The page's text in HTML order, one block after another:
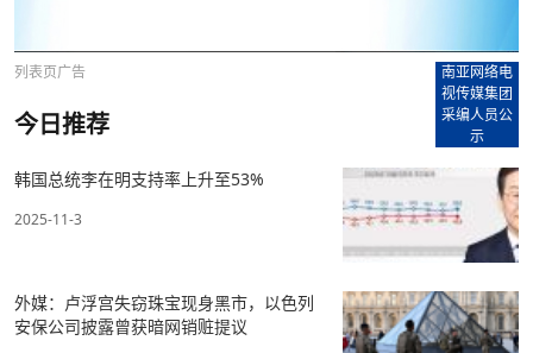
列表页广告
南亚网络电
视传媒集团
采编人员公
示
今日推荐
韩国总统李在明支持率上升至53%
2025-11-3
外媒：卢浮宫失窃珠宝现身黑市，以色列
安保公司披露曾获暗网销赃提议